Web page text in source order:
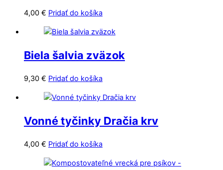
4,00 € Pridať do košíka
Biela šalvia zväzok
9,30 € Pridať do košíka
Vonné tyčinky Dračia krv
4,00 € Pridať do košíka